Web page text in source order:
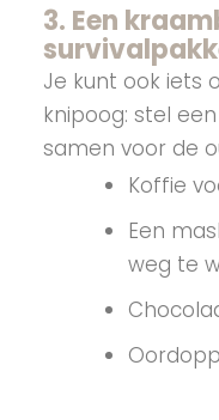
3. Een
Je kunt ook iets
knipoog: stel een
samen voor de
Koffie
Een
weg te